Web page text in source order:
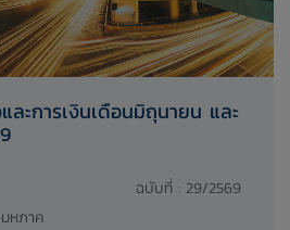
ละการเงินเดือนมิถุนายน และ
ฉบับที่ : 29/2569
หภาค